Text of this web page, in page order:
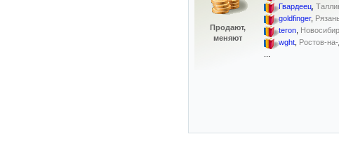
Продают,
меняют
Гвардеец,
goldfinger,
teron,
wght, Ростов-